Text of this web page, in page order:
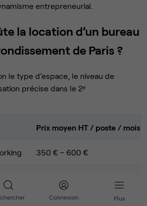
Connexion Plus
entrepreneurial.
la location d’un bureau
de Paris ?
le type d’espace, le niveau de
précise dans le 2ᵉ
Prix moyen HT / poste / mois
350 € – 600 €
700 € – 1 100 €